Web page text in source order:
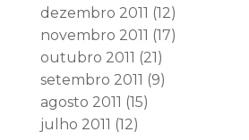
dezembro 2011 (12)
novembro 2011 (17)
outubro 2011 (21)
setembro 2011 (9)
agosto 2011 (15)
julho 2011 (12)